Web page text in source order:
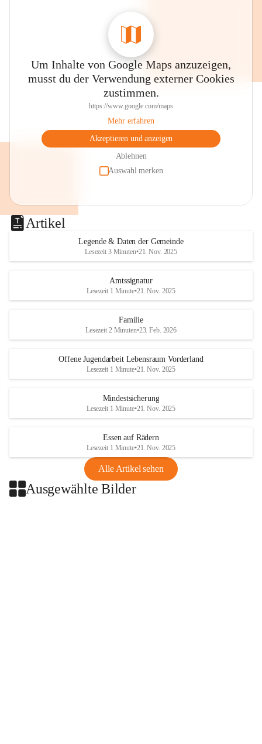
Um Inhalte von Google Maps anzuzeigen,
musst du der Verwendung externer Cookies
zustimmen.
https://www.google.com/maps
Mehr erfahren
Akzeptieren und anzeigen
Ablehnen
Auswahl merken
Artikel
Legende & Daten der Gemeinde
Lesezeit 3 Minuten•21. Nov. 2025
Amtssignatur
Lesezeit 1 Minute•21. Nov. 2025
Familie
Lesezeit 2 Minuten•23. Feb. 2026
Offene Jugendarbeit Lebensraum Vorderland
Lesezeit 1 Minute•21. Nov. 2025
Mindestsicherung
Lesezeit 1 Minute•21. Nov. 2025
Essen auf Rädern
Lesezeit 1 Minute•21. Nov. 2025
Alle Artikel sehen
Ausgewählte Bilder